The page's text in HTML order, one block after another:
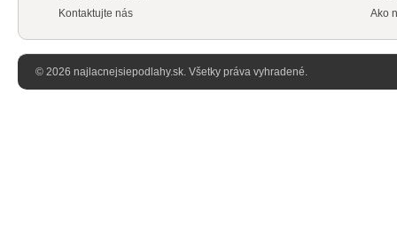
Kontaktujte nás
Ako
© 2026 najlacnejsiepodlahy.sk. Všetky práva vyhradené.